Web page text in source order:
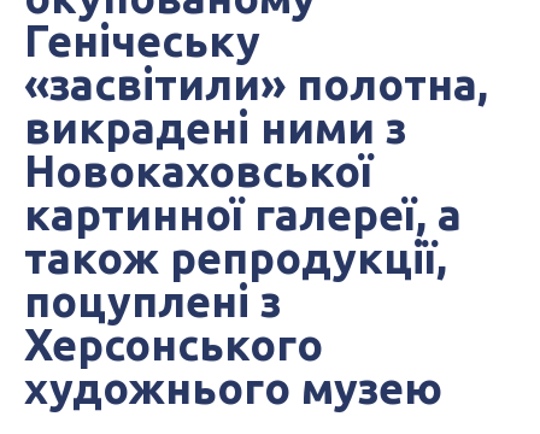
Генічеську
«засвітили» полотна,
викрадені ними з
Новокаховської
картинної галереї, а
також репродукції,
поцуплені з
Херсонського
художнього музею